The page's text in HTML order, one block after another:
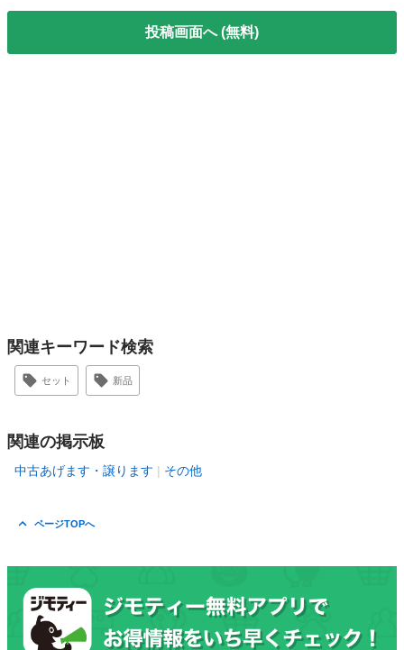
投稿画面へ (無料)
関連キーワード検索
セット 新品
関連の掲示板
中古あげます・譲ります その他
ページTOPへ